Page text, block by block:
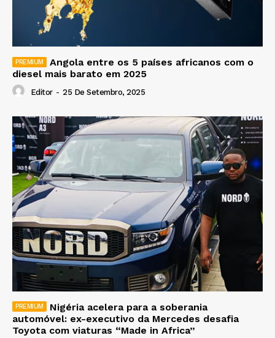
Angola entre os 5 países africanos com o
diesel mais barato em 2025
Editor - 25 De Setembro, 2025
Nigéria acelera para a soberania
automóvel: ex-executivo da Mercedes desafia
Toyota com viaturas “Made in Africa”